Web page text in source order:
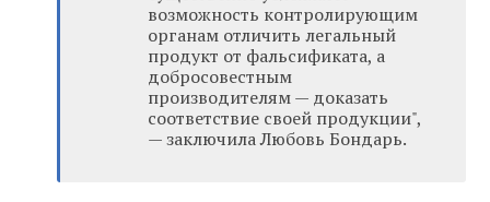
возможность контролирующим
органам отличить легальный
продукт от фальсификата, а
добросовестным
производителям — доказать
соответствие своей продукции",
— заключила Любовь Бондарь.